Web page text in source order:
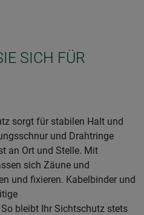
SICH FÜR
sorgt für stabilen Halt und
und Drahtringe
an Ort und Stelle. Mit
sich Zäune und
und fixieren. Kabelbinder und
bleibt Ihr Sichtschutz stets